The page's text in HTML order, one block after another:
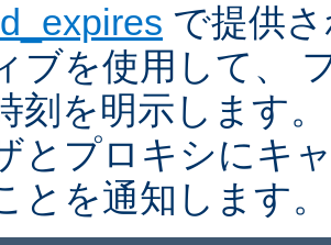
で提供
ブを使用して、
刻を明示します
とプロキシにキ
とを通知します。